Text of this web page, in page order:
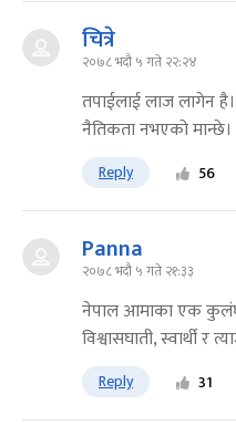
चित्रे
२०७८ भदौ ५ गते २२:२४
तपाईलाई लाज लागेन
नैतिकता नभएको मान्छे।
Reply 56
Panna
२०७८ भदौ ५ गते २१:३३
नेपाल आमाका एक
विश्वासघाती, स्वार्थी र
Reply 31